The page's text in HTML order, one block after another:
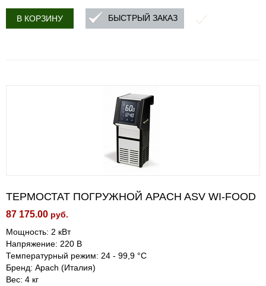
В КОРЗИНУ БЫСТРЫЙ ЗАКАЗ
ТЕРМОСТАТ ПОГРУЖНОЙ APACH ASV WI-FOOD
87 175.00 руб.
Мощность: 2 кВт
Напряжение: 220 В
Температурный режим: 24 - 99,9 °C
Бренд: Apach (Италия)
Вес: 4 кг